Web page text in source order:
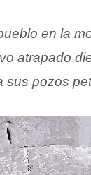
en la
atrapado
sus pozos